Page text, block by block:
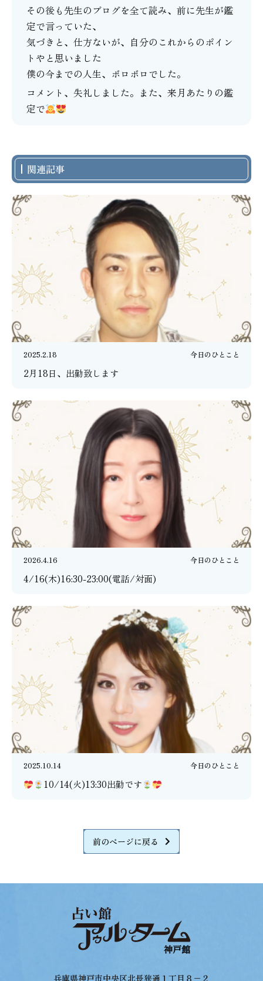
その後も先生のブログを全て読み、前に先生が鑑
定で言っていた、
気づきと、仕方ないが、自分のこれからのポイン
トやと思いました
僕の今までの人生、ボロボロでした。
コメント、失礼しました。また、来月あたりの鑑
定で
関連記事
2025.2.18 今日のひとこと
2月18日、出勤致します
2026.4.16 今日のひとこと
4/16(木)16:30-23:00(電話/対面)
2025.10.14 今日のひとこと
10/14(火)13:30出勤です
前のページに戻る
兵庫県神戸市中央区北長狭通１丁目８−２